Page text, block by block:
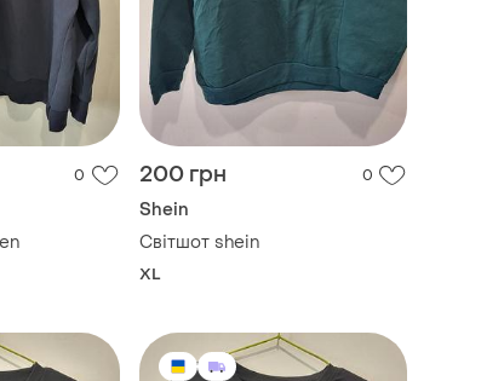
0 200 грн 0
Shein
Світшот shein
XL